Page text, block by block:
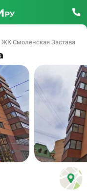
ЖК Смоленская Застава